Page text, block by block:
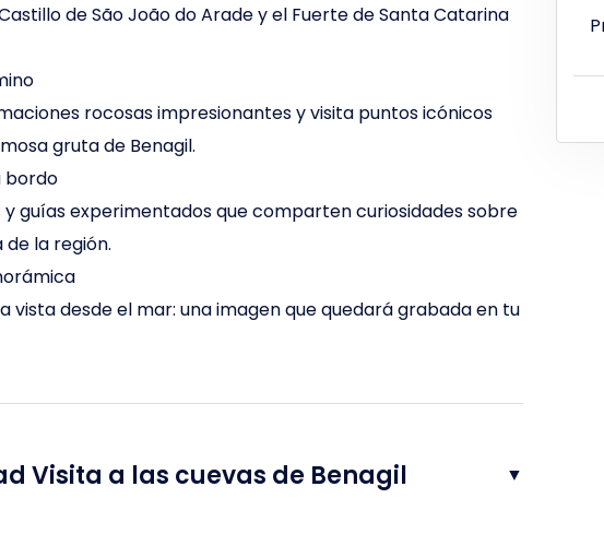
de São João do Arade y el Fuerte de Santa Catarina
rocosas impresionantes y visita puntos icónicos
gruta de Benagil.
bordo
y guías experimentados que comparten curiosidades sobre
la región.
vista desde el mar: una imagen que quedará grabada en tu
Visita a las cuevas de Benagil ▼